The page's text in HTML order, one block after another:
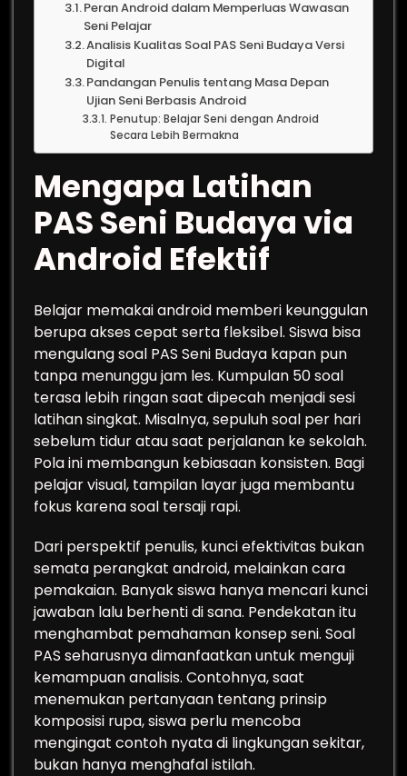
Peran Android dalam Memperluas Wawasan
Seni Pelajar
Analisis Kualitas Soal PAS Seni Budaya Versi
Digital
Pandangan Penulis tentang Masa Depan
Ujian Seni Berbasis Android
Penutup: Belajar Seni dengan Android
Secara Lebih Bermakna
Mengapa Latihan
PAS Seni Budaya via
Android Efektif
Belajar memakai android memberi keunggulan
berupa akses cepat serta fleksibel. Siswa bisa
mengulang soal PAS Seni Budaya kapan pun
tanpa menunggu jam les. Kumpulan 50 soal
terasa lebih ringan saat dipecah menjadi sesi
latihan singkat. Misalnya, sepuluh soal per hari
sebelum tidur atau saat perjalanan ke sekolah.
Pola ini membangun kebiasaan konsisten. Bagi
pelajar visual, tampilan layar juga membantu
fokus karena soal tersaji rapi.
Dari perspektif penulis, kunci efektivitas bukan
semata perangkat android, melainkan cara
pemakaian. Banyak siswa hanya mencari kunci
jawaban lalu berhenti di sana. Pendekatan itu
menghambat pemahaman konsep seni. Soal
PAS seharusnya dimanfaatkan untuk menguji
kemampuan analisis. Contohnya, saat
menemukan pertanyaan tentang prinsip
komposisi rupa, siswa perlu mencoba
mengingat contoh nyata di lingkungan sekitar,
bukan hanya menghafal istilah.